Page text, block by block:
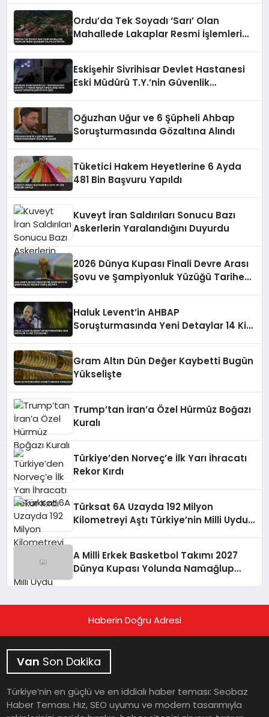
Ordu’da Tek Soyadı ‘Sarı’ Olan
Mahallede Lakaplar Resmi İşlemleri
Eskişehir Sivrihisar Devlet Hastanesi
Eski Müdürü T.Y.’nin Güvenlik
Oğuzhan Uğur ve 6 Şüpheli Ahbap
Soruşturmasında Gözaltına Alındı
Tüketici Hakem Heyetlerine 6 Ayda
481 Bin Başvuru Yapıldı
Kuveyt İran Saldırıları Sonucu Bazı
Askerlerin Yaralandığını Duyurdu
2026 Dünya Kupası Finali Devre Arası
Şovu ve Şampiyonluk Yüzüğü Tarihe
Haluk Levent’in AHBAP
Soruşturmasında Yeni Detaylar 14 Kişi
Gram Altın Dün Değer Kaybetti Bugün
Yükselişte
Trump’tan İran’a Özel Hürmüz Boğazı
Kuralı
Türkiye’den Norveç’e İlk Yarı İhracatı
Rekor Kırdı
Türksat 6A Uzayda 192 Milyon
Kilometreyi Aştı Türkiye’nin Milli Uydu
A Milli Erkek Basketbol Takımı 2027
Dünya Kupası Yolunda Namağlup
Haberin Doğru Adresi
Van Son Dakika
Türkiye’nin en güçlü ve en iddialı haber teması: Seobaz
Haber Teması. Hız, SEO uyumu ve modern tasarımıyla